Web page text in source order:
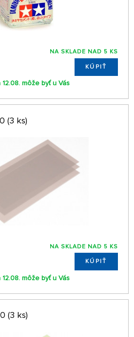
NA SKLADE NAD 5 KS
KÚPIŤ
12.08. môže byť u Vás
(3 ks)
NA SKLADE NAD 5 KS
KÚPIŤ
12.08. môže byť u Vás
(3 ks)